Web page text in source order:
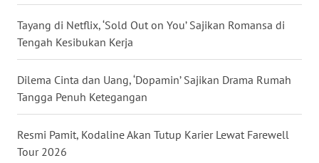
Tayang di Netflix, ‘Sold Out on You’ Sajikan Romansa di
Tengah Kesibukan Kerja
Dilema Cinta dan Uang, ‘Dopamin’ Sajikan Drama Rumah
Tangga Penuh Ketegangan
Resmi Pamit, Kodaline Akan Tutup Karier Lewat Farewell
Tour 2026
WN
WN
LANGKAT
WN